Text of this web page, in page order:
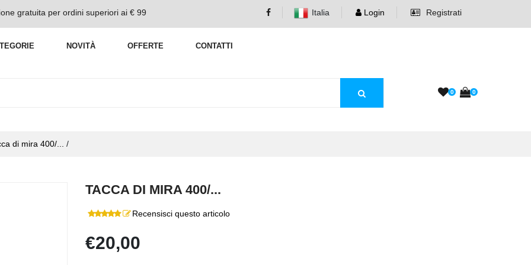
gratuita per ordini superiori ai € 99 Italia Login Registrati
NOVITÀ OFFERTE CONTATTI
0 0
di mira 400/... /
TACCA DI MIRA 400/...
Recensisci questo articolo
€20,00